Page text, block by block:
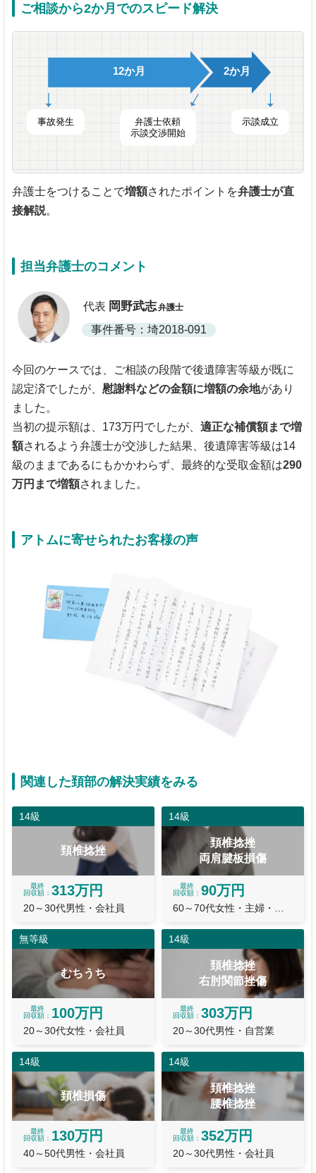
ご相談から2か月でのスピード解決
12か月 2か月
事故発生
弁護士依頼
示談交渉開始
示談成立
弁護士をつけることで増額されたポイントを弁護士が直
接解説。
担当弁護士のコメント
代表 岡野武志弁護士
事件番号：埼2018-091
今回のケースでは、ご相談の段階で後遺障害等級が既に
認定済でしたが、 慰謝料などの金額に増額の余地があり
ました。
当初の提示額は、173万円でしたが、 適正な補償額まで増
額されるよう弁護士が交渉した結果、後遺障害等級は14
級のままであるにもかかわらず、最終的な受取金額は290
万円まで増額されました。
アトムに寄せられたお客様の声
関連した頚部の解決実績をみる
14級
頚椎捻挫
最終
回収額
313万円
20～30代男性・会社員
14級
頚椎捻挫
両肩腱板損傷
最終
回収額
90万円
無等級
むちうち
最終
回収額
100万円
20～30代女性・会社員
14級
頚椎捻挫
右肘関節挫傷
最終
回収額
303万円
20～30代男性・自営業
14級
頚椎損傷
最終
回収額
130万円
40～50代男性・会社員
14級
頚椎捻挫
腰椎捻挫
最終
回収額
352万円
20～30代男性・会社員